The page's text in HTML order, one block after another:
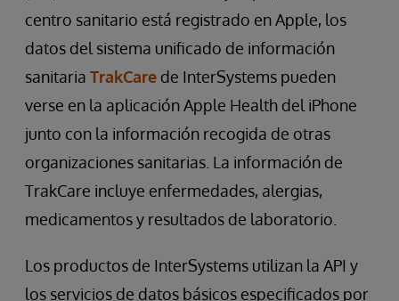
centro sanitario está registrado en Apple, los
datos del sistema unificado de información
sanitaria TrakCare de InterSystems pueden
verse en la aplicación Apple Health del iPhone
junto con la información recogida de otras
organizaciones sanitarias. La información de
TrakCare incluye enfermedades, alergias,
medicamentos y resultados de laboratorio.
Los productos de InterSystems utilizan la API y
los servicios de datos básicos especificados por